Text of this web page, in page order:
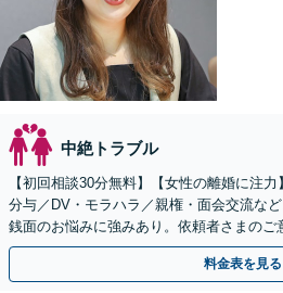
中絶トラブル
【初回相談30分無料】【女性の離婚に注
分与／DV・モラハラ／親権・面会交流な
銭面のお悩みに強みあり。依頼者さまのご
連れ相談】【休日相談可】【天神駅1分】
料金表を見る